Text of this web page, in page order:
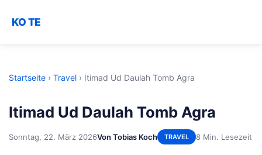
KO TE
Startseite › Travel › Itimad Ud Daulah Tomb Agra
Itimad Ud Daulah Tomb Agra
Sonntag, 22. März 2026Von Tobias Koch TRAVEL 8 Min. Lesezeit